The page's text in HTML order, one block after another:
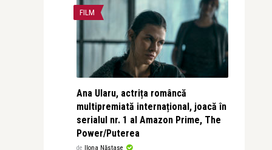
FILM
Ana Ularu, actrița româncă
multipremiată internațional, joacă în
serialul nr. 1 al Amazon Prime, The
Power/Puterea
de Ilona Năstase